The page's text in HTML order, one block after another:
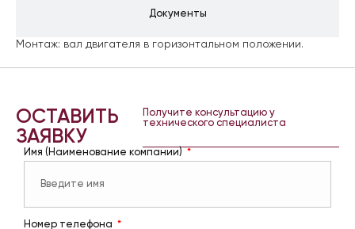
Документы
Монтаж: вал двигателя в горизонтальном положении.
ОСТАВИТЬ
ЗАЯВКУ
Получите консультацию у
технического специалиста
Имя (Наименование компании)
Номер телефона